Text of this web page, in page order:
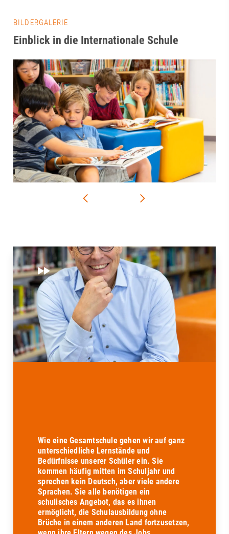
BILDERGALERIE
Einblick in die Internationale Schule
Wie eine Gesamtschule gehen wir auf ganz
unterschiedliche Lernstände und
Bedürfnisse unserer Schüler ein. Sie
kommen häufig mitten im Schuljahr und
sprechen kein Deutsch, aber viele andere
Sprachen. Sie alle benötigen ein
schulisches Angebot, das es ihnen
ermöglicht, die Schulausbildung ohne
Brüche in einem anderen Land fortzusetzen,